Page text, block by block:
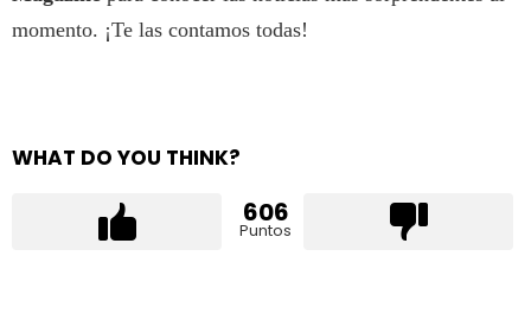
momento. ¡Te las contamos todas!
WHAT DO YOU THINK?
606
Puntos